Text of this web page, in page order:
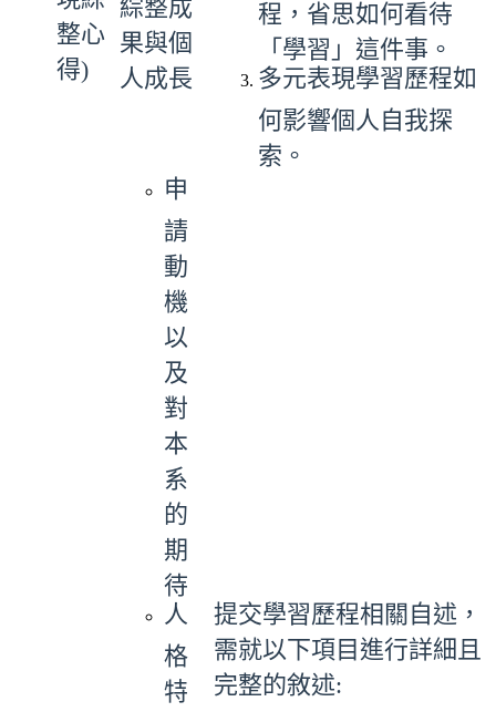
整心
得)
綜整成
果與個
人成長
程，省思如何看待
「學習」這件事。
多元表現學習歷程如
何影響個人自我探
索。
申
請
動
機
以
及
對
本
系
的
期
待
人
格
特
提交學習歷程相關自述，
需就以下項目進行詳細且
完整的敘述: